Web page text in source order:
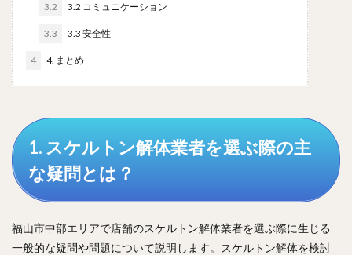
3.2 3.2 コミュニケーション
3.3 3.3 安全性
4 4. まとめ
1. スケルトン解体業者を選ぶ際の主
な疑問とは？
福山市中部エリアで店舗のスケルトン解体業者を選ぶ際に生じる
一般的な疑問や問題について説明します。スケルトン解体を検討